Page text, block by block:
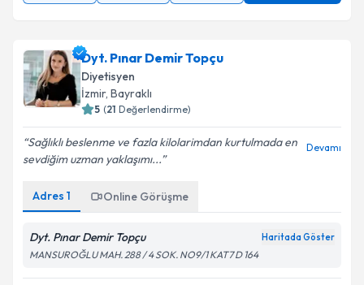
Dyt. Pınar Demir Topçu
Diyetisyen
İzmir, Bayraklı
5 (21 Değerlendirme)
Sağlıklı beslenme ve fazla kilolarimdan kurtulmada en
sevdiğim uzman yaklaşımı...
Devamı
Adres 1 Online Görüşme
Dyt. Pınar Demir Topçu Haritada Göster
MANSUROĞLU MAH. 288 / 4 SOK. NO9/1 KAT7 D 164